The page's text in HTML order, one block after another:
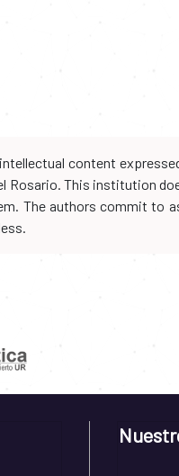
content
Rosario. This institution
The authors commit to